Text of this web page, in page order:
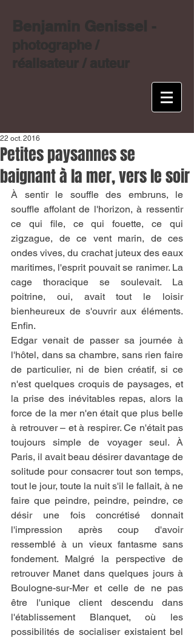
Benjamin Genissel -
photographe /
réalisateur / auteur
Petites paysannes se
baignant à la mer, vers le soir
22 oct. 2016
À sentir le souffle des embruns, le
souffle affolant de l'horizon, à ressentir
ce qui file, ce qui fouette, ce qui
zigzague, de ce vent marin, de ces
ondes vives, du crachat juteux des eaux
maritimes, l'esprit pouvait se ranimer. La
cage thoracique se soulevait. La
poitrine, oui, avait tout le loisir
bienheureux de s'ouvrir aux éléments.
Enfin.
Edgar venait de passer sa journée à
l'hôtel, dans sa chambre, sans rien faire
de particulier, ni de bien créatif, si ce
n'est quelques croquis de paysages, et
la prise des inévitables repas, alors la
force de la mer n'en était que plus belle
à retrouver – et à respirer. Ce n'était pas
toujours simple de voyager seul. À
Paris, il avait beau désirer davantage de
solitude pour consacrer tout son temps,
tout le jour, toute la nuit s'il le fallait, à ne
faire que peindre, peindre, peindre, ce
désir une fois concrétisé donnait
l'impression après coup d'avoir
ressemblé à un vieux fantasme sans
fondement. Malgré la perspective de
retrouver Manet dans quelques jours à
Boulogne-sur-Mer et celle de ne pas
être l'unique client descendu dans
l'établissement Blanquet, où les
possibilités de socialiser existaient bel